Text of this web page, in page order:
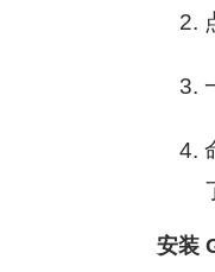
安装